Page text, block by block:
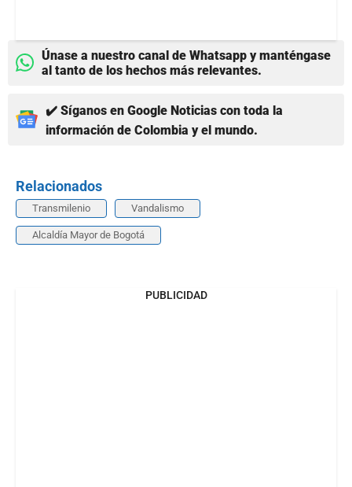
Únase a nuestro canal de Whatsapp y manténgase
al tanto de los hechos más relevantes.
✔️ Síganos en Google Noticias con toda la
información de Colombia y el mundo.
Relacionados
Transmilenio Vandalismo
Alcaldía Mayor de Bogotá
PUBLICIDAD